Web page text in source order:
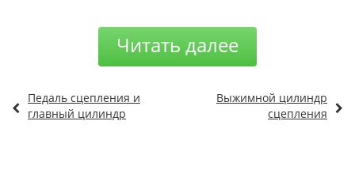
Читать далее
Педаль сцепления и
главный цилиндр
Выжимной цилиндр
сцепления